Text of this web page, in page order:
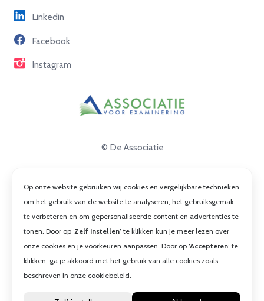
Partners
Contact
Linkedin
Facebook
Instagram
© De Associatie
Cookies
Algemene voorwaarden
Op onze website gebruiken wij cookies en vergelijkbare technieken
om het gebruik van de website te analyseren, het gebruiksgemak
te verbeteren en om gepersonaliseerde content en advertenties te
tonen. Door op ‘Zelf instellen’ te klikken kun je meer lezen over
onze cookies en je voorkeuren aanpassen. Door op ‘Accepteren’ te
klikken, ga je akkoord met het gebruik van alle cookies zoals
beschreven in onze cookiebeleid.